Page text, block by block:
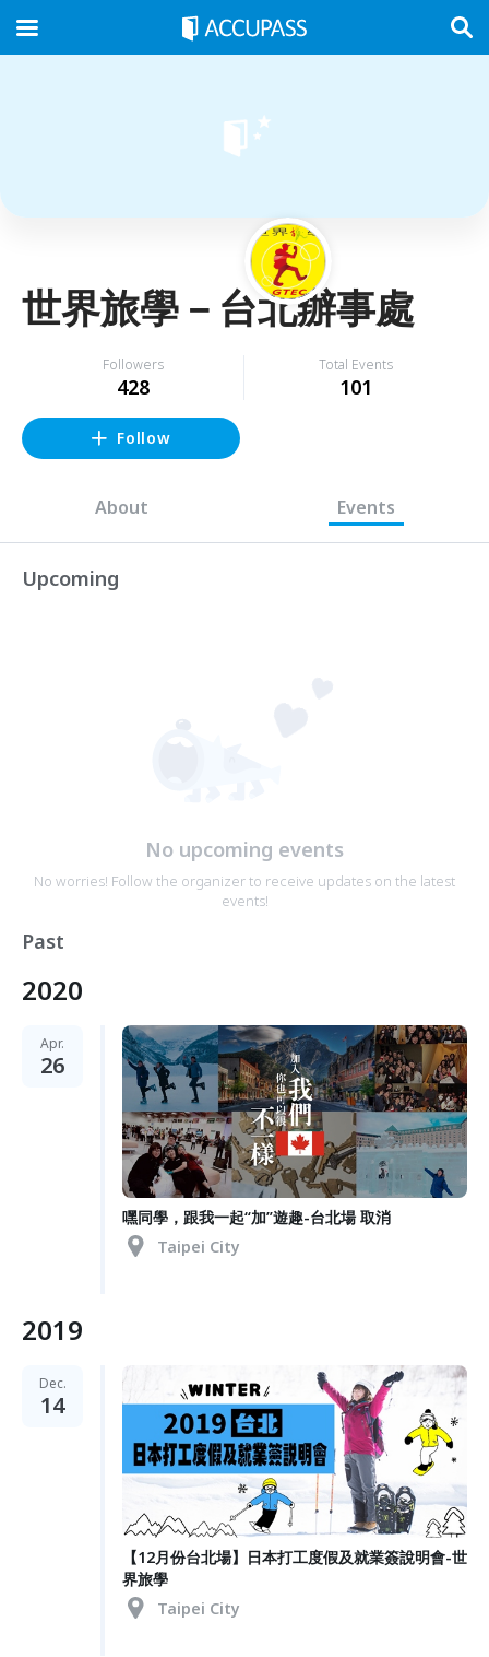
世界旅學－台北辦事處
Followers
428
Total Events
101
Follow
About Events
Upcoming
No upcoming events
No worries! Follow the organizer to receive updates on the latest
events!
Past
2020
Apr.
26
嘿同學，跟我一起“加”遊趣-台北場 取消
Taipei City
2019
Dec.
14
【12月份台北場】日本打工度假及就業簽說明會-世
界旅學
Taipei City